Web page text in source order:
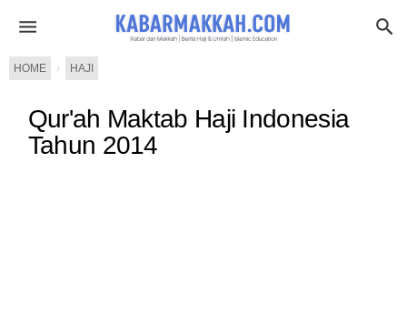
HOME › HAJI
Qur'ah Maktab Haji Indonesia
Tahun 2014